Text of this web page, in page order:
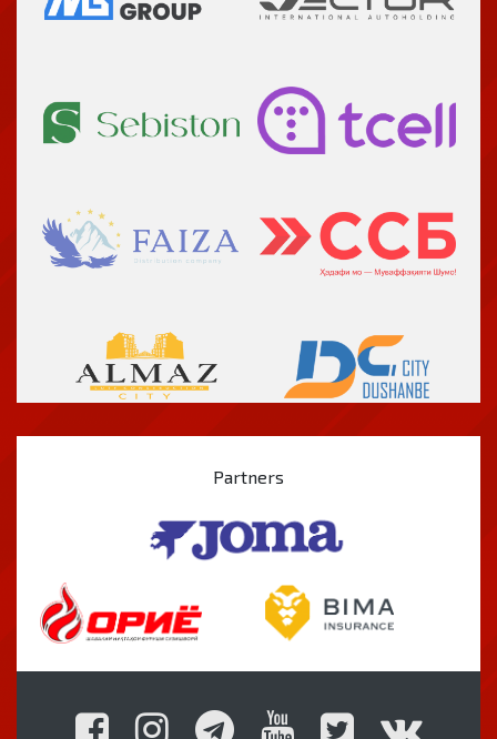
Partners